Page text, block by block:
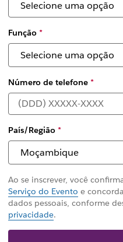
Função*
Número de telefone*
País/Região*
Ao se inscrever, você
Serviço do Evento e
dados pessoais, conforme
privacidade.